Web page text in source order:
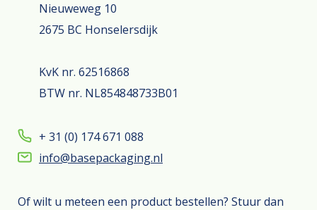
Nieuweweg 10
2675 BC Honselersdijk
KvK nr. 62516868
BTW nr. NL854848733B01
+ 31 (0) 174 671 088
info@basepackaging.nl
Of wilt u meteen een product bestellen? Stuur dan